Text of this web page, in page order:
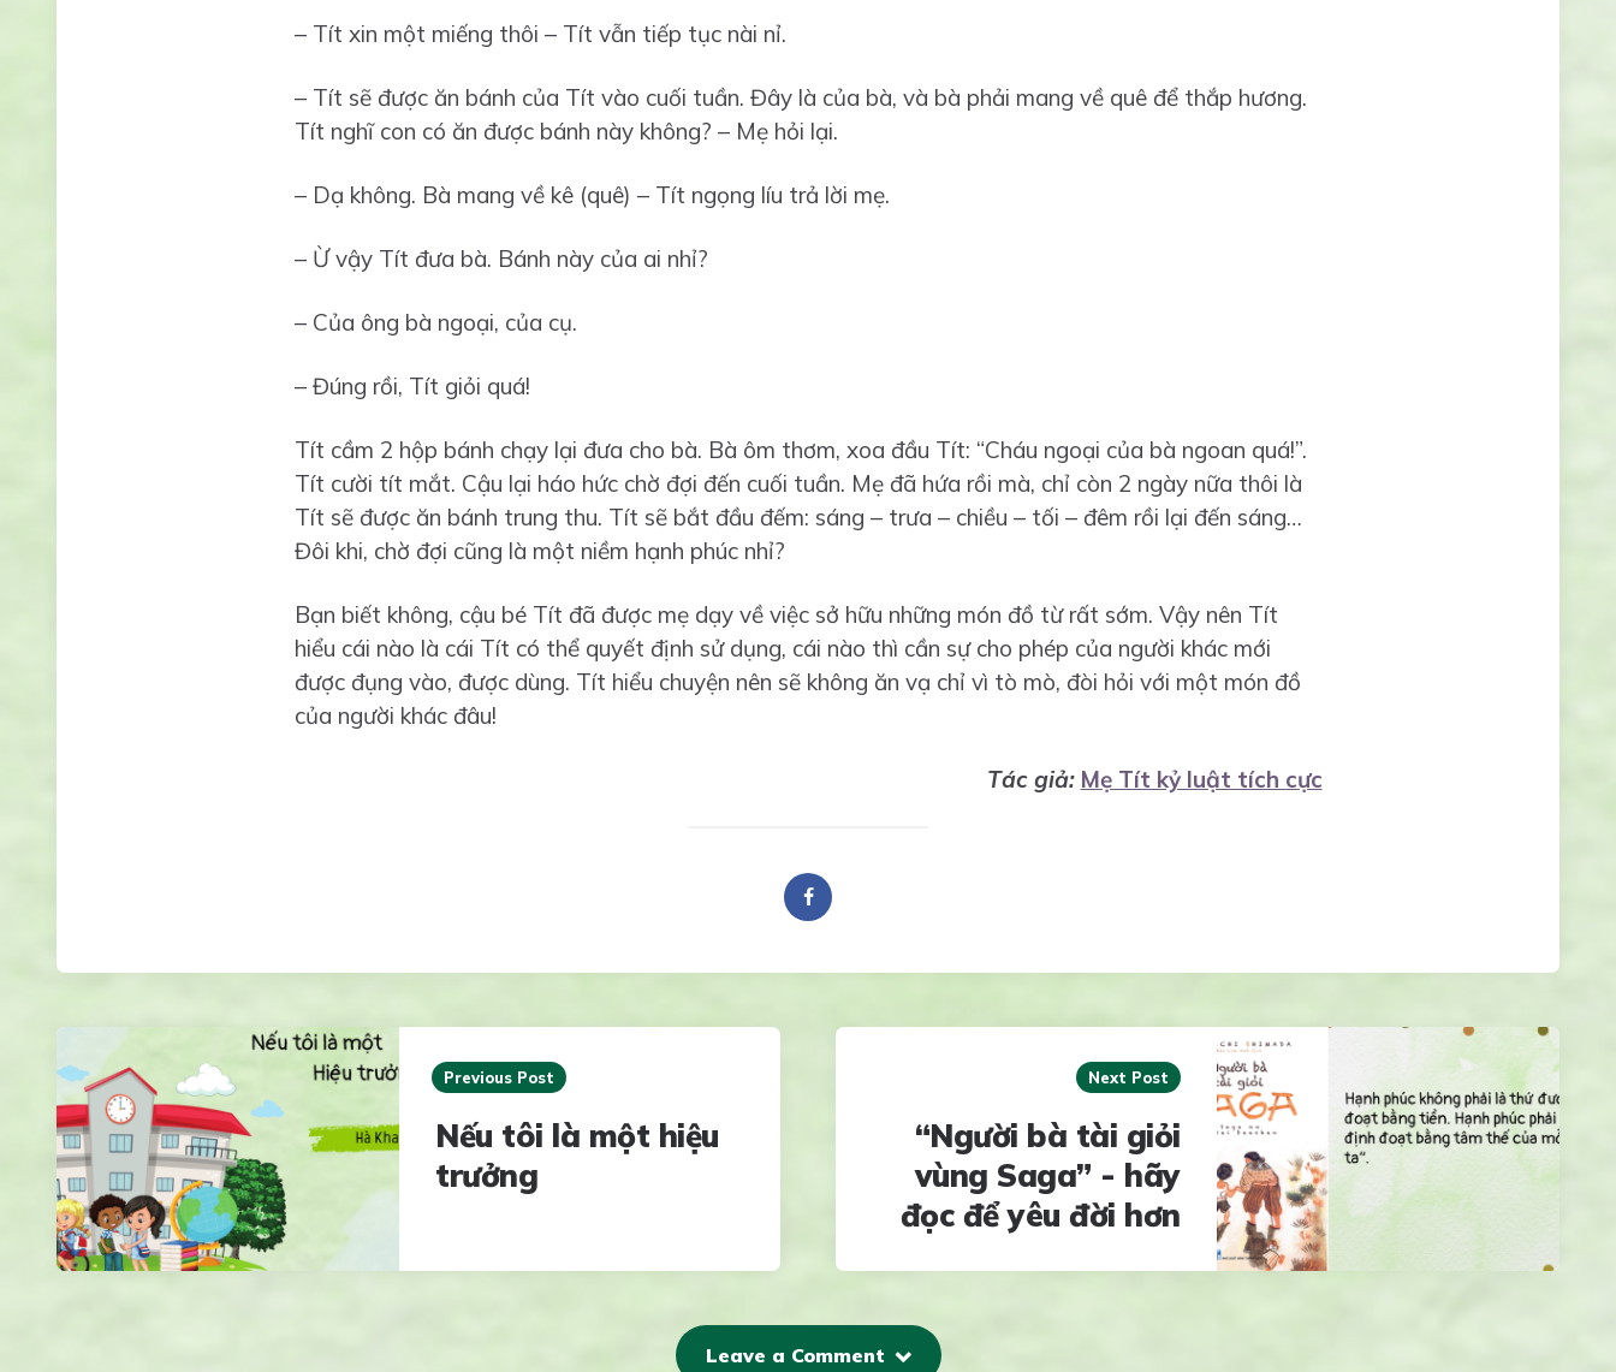
– Tít xin một miếng thôi – Tít vẫn tiếp tục nài nỉ.
– Tít sẽ được ăn bánh của Tít vào cuối tuần. Đây là của bà, và bà phải mang về quê để thắp hương.
Tít nghĩ con có ăn được bánh này không? – Mẹ hỏi lại.
– Dạ không. Bà mang về kê (quê) – Tít ngọng líu trả lời mẹ.
– Ừ vậy Tít đưa bà. Bánh này của ai nhỉ?
– Của ông bà ngoại, của cụ.
– Đúng rồi, Tít giỏi quá!
Tít cầm 2 hộp bánh chạy lại đưa cho bà. Bà ôm thơm, xoa đầu Tít: “Cháu ngoại của bà ngoan quá!”.
Tít cười tít mắt. Cậu lại háo hức chờ đợi đến cuối tuần. Mẹ đã hứa rồi mà, chỉ còn 2 ngày nữa thôi là
Tít sẽ được ăn bánh trung thu. Tít sẽ bắt đầu đếm: sáng – trưa – chiều – tối – đêm rồi lại đến sáng…
Đôi khi, chờ đợi cũng là một niềm hạnh phúc nhỉ?
Bạn biết không, cậu bé Tít đã được mẹ dạy về việc sở hữu những món đồ từ rất sớm. Vậy nên Tít
hiểu cái nào là cái Tít có thể quyết định sử dụng, cái nào thì cần sự cho phép của người khác mới
được đụng vào, được dùng. Tít hiểu chuyện nên sẽ không ăn vạ chỉ vì tò mò, đòi hỏi với một món đồ
của người khác đâu!
Tác giả: Mẹ Tít kỷ luật tích cực
Post
navigation
Previous Post
Nếu tôi là một hiệu
trưởng
Next Post
“Người bà tài giỏi
vùng Saga” - hãy
đọc để yêu đời hơn
Leave a Comment